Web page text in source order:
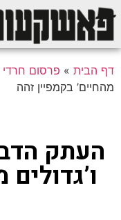
דף הבית » פרסום חרדי
מהחיים’ בקמפיין זהה
העתק